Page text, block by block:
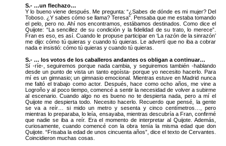
S.- …un flechazo…
Y lo bueno viene después. Me pregunta: “¿Sabes de dónde es mi mujer? Del
Toboso. ¿Y sabes cómo se llama? Teresa”. Pensaba que me estaba tomando
el pelo, pero no. Ahí nos encontramos, estábamos destinados. Como dice el
Quijote: “La sencillez de su condición y la fidelidad de su trato, lo merece”.
Fran es eso, es así. Cuando le propuse participar en ‘La razón de la sinrazón’
me dijo: cómo tú quieras y cuando tú quieras. Le advertí que no iba a cobrar
nada e insistió: cómo tú quieras y cuando tú quieras.
S.- … los votos de los caballeros andantes os obligan a continuar…
Sí -ríe-, seguiremos porque nada cambia, y seguiremos también -hablando
desde un punto de vista un tanto egoísta- porque yo necesito hacerlo. Para
mí es un gimnasio; un gimnasio emocional. Mientras estuve en Madrid nunca
me faltó el trabajo como actor. Después, hace como ocho años, me vine a
Logroño y al poco tiempo, comencé a sentir la necesidad de volver a subirme
al escenario. Cuando algo no es bueno no te despierta nada, pero a mí el
Quijote me despierta todo. Necesito hacerlo. Recuerdo que pensé, la gente
se va a reír… si mido un metro y sesenta y cinco centímetros…, pero
mientras lo preparaba, lo leía, ensayaba, mientras descubría a Fran, confirmé
que nadie se iba a reír. Era el momento de interpretar al Quijote. Además,
curiosamente, cuando comencé con la obra tenía la misma edad que don
Quijote. “Frisaba la edad de unos cincuenta años”, dice el texto de Cervantes.
Coincidieron muchas cosas.